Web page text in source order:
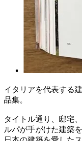
イタリアを代表する
品集。
タイトル通り、邸宅
ルパが手がけた建築